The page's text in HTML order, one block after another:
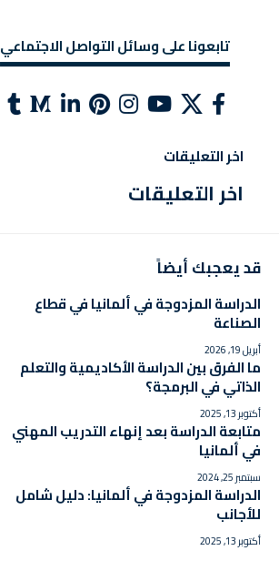
تابعونا على وسائل التواصل الاجتماعي
اخر التعليقات
اخر التعليقات
قد يعجبك أيضاً
الدراسة المزدوجة في ألمانيا في قطاع
الصناعة
أبريل 19, 2026
ما الفرق بين الدراسة الأكاديمية والتعلم
الذاتي في البرمجة؟
أكتوبر 13, 2025
متابعة الدراسة بعد إنهاء التدريب المهني
في ألمانيا
سبتمبر 25, 2024
الدراسة المزدوجة في ألمانيا: دليل شامل
للأجانب
أكتوبر 13, 2025